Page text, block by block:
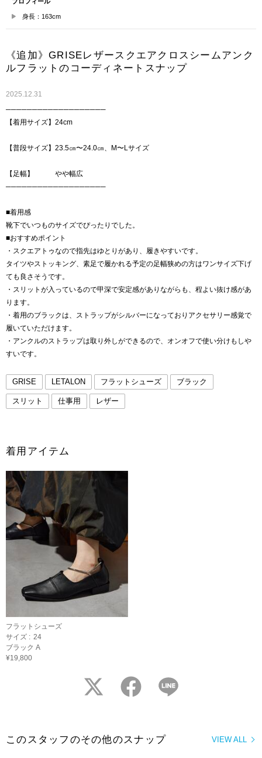
身長：163cm
《追加》GRISEレザースクエアクロスシームアンク
ルフラットのコーディネートスナップ
2025.12.31
───────────────────
【着用サイズ】24cm
【普段サイズ】23.5㎝〜24.0㎝、M〜Lサイズ
【足幅】 やや幅広
───────────────────
■着用感
靴下でいつものサイズでぴったりでした。
■おすすめポイント
・スクエアトゥなので指先はゆとりがあり、履きやすいです。
タイツやストッキング、素足で履かれる予定の足幅狭めの方はワンサイズ下げ
ても良さそうです。
・スリットが入っているので甲深で安定感がありながらも、程よい抜け感があ
ります。
・着用のブラックは、ストラップがシルバーになっておりアクセサリー感覚で
履いていただけます。
・アンクルのストラップは取り外しができるので、オンオフで使い分けもしや
すいです。
GRISE LETALON フラットシューズ ブラック
スリット 仕事用 レザー
着用アイテム
フラットシューズ
サイズ : 24
ブラック A
¥19,800
twitter facebook
VIEW ALL
このスタッフのその他のスナップ